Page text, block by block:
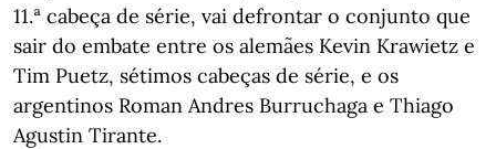
11.ª cabeça de série, vai defrontar o conjunto que
sair do embate entre os alemães Kevin Krawietz e
Tim Puetz, sétimos cabeças de série, e os
argentinos Roman Andres Burruchaga e Thiago
Agustin Tirante.